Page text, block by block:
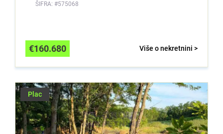
ŠIFRA: #575068
Više o nekretnini >
€160.680
Plac